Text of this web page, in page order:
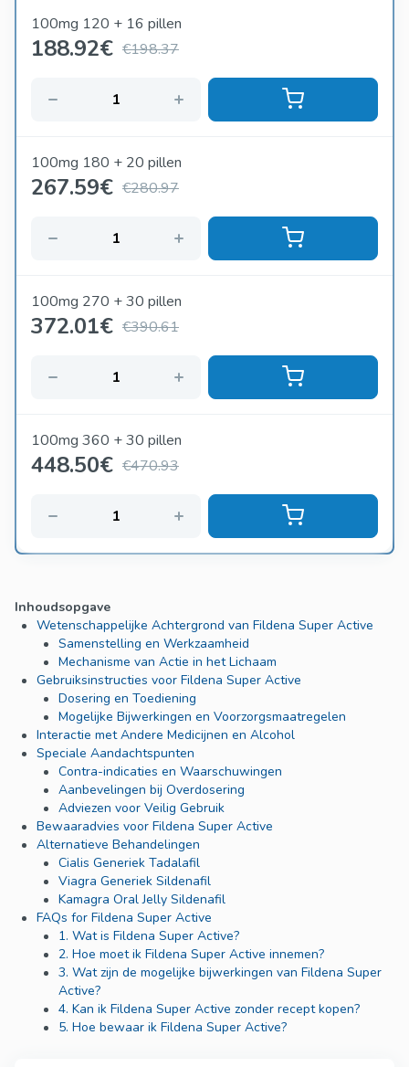
100mg 120 + 16 pillen
188.92€ €198.37
100mg 180 + 20 pillen
267.59€ €280.97
100mg 270 + 30 pillen
372.01€ €390.61
100mg 360 + 30 pillen
448.50€ €470.93
Inhoudsopgave
Wetenschappelijke Achtergrond van Fildena Super Active
Samenstelling en Werkzaamheid
Mechanisme van Actie in het Lichaam
Gebruiksinstructies voor Fildena Super Active
Dosering en Toediening
Mogelijke Bijwerkingen en Voorzorgsmaatregelen
Interactie met Andere Medicijnen en Alcohol
Speciale Aandachtspunten
Contra-indicaties en Waarschuwingen
Aanbevelingen bij Overdosering
Adviezen voor Veilig Gebruik
Bewaaradvies voor Fildena Super Active
Alternatieve Behandelingen
Cialis Generiek Tadalafil
Viagra Generiek Sildenafil
Kamagra Oral Jelly Sildenafil
FAQs for Fildena Super Active
1. Wat is Fildena Super Active?
2. Hoe moet ik Fildena Super Active innemen?
3. Wat zijn de mogelijke bijwerkingen van Fildena Super
Active?
4. Kan ik Fildena Super Active zonder recept kopen?
5. Hoe bewaar ik Fildena Super Active?